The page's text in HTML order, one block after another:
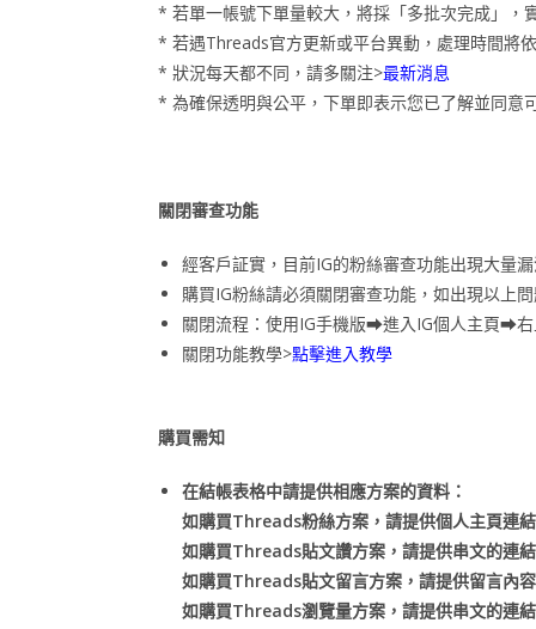
* 若單一帳號下單量較大，將採「多批次完成」，
* 若遇Threads官方更新或平台異動，處理時間將
* 狀況每天都不同，請多關注>最新消息
* 為確保透明與公平，下單即表示您已了解並同
關閉審查功能
經客戶証實，目前IG的粉絲審查功能出現大量
購買IG粉絲請必須關閉審查功能，如出現以上
關閉流程：使用IG手機版⮕進入IG個人主頁⮕
關閉功能教學>點擊進入教學
購買需知
在結帳表格中請提供相應方案的資料：
如購買Threads粉絲方案，請提供個人主頁連結
如購買Threads貼文讚方案，請提供串文的連結
如購買Threads貼文留言方案，請提供留言內
如購買Threads瀏覽量方案，請提供串文的連結